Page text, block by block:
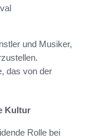
und Musiker,
das von der
Kultur
Rolle bei